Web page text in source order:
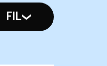
FIL